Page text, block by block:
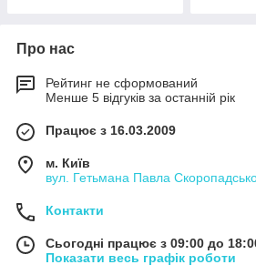
Про нас
Рейтинг не сформований
Менше 5 відгуків за останній рік
Працює з 16.03.2009
м. Київ
вул. Гетьмана Павла
Контакти
Сьогодні працює з 09:00 до
Показати весь графік роботи